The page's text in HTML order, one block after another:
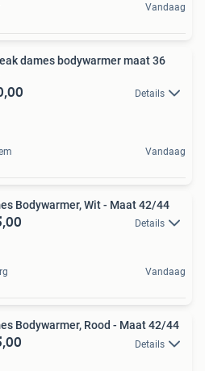
Vandaag
dames bodywarmer maat 36
Details
Vandaag
Bodywarmer, Wit - Maat 42/44
Details
Vandaag
Bodywarmer, Rood - Maat 42/44
Details